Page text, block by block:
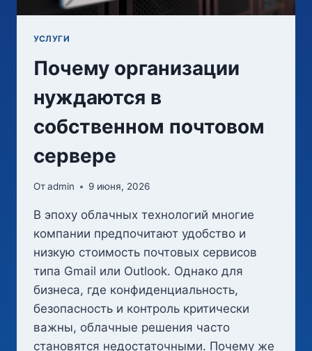
УСЛУГИ
Почему организации
нуждаются в
собственном почтовом
сервере
Отadmin 9 июня, 2026
В эпоху облачных технологий многие
компании предпочитают удобство и
низкую стоимость почтовых сервисов
типа Gmail или Outlook. Однако для
бизнеса, где конфиденциальность,
безопасность и контроль критически
важны, облачные решения часто
становятся недостаточными. Почему же